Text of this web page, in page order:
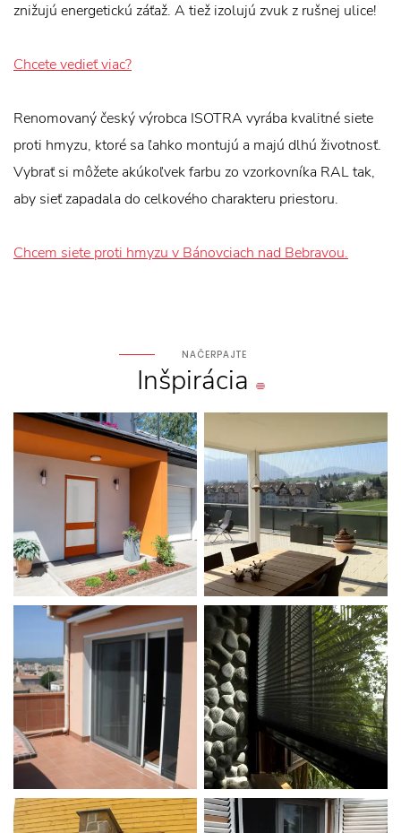
znižujú energetickú záťaž. A tiež izolujú zvuk z rušnej ulice!
Chcete vedieť viac?
Renomovaný český výrobca ISOTRA vyrába kvalitné siete
proti hmyzu, ktoré sa ľahko montujú a majú dlhú životnosť.
Vybrať si môžete akúkoľvek farbu zo vzorkovníka RAL tak,
aby sieť zapadala do celkového charakteru priestoru.
Chcem siete proti hmyzu v Bánovciach nad Bebravou.
NAČERPAJTE
Inšpirácia